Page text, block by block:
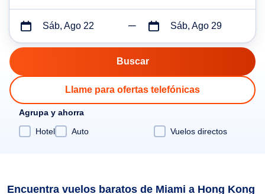
Sáb, Ago 22 Sáb, Ago 29
Llame para ofertas telefónicas
Agrupa y ahorra
Hotel
Auto Vuelos directos
Encuentra vuelos baratos de Miami a Hong Kong